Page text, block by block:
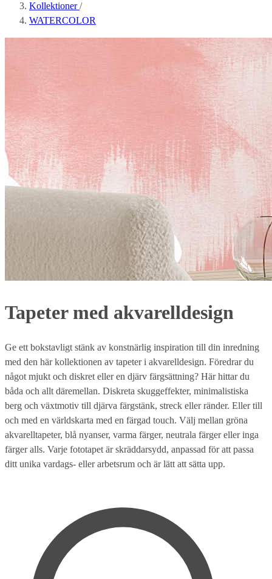
Kollektioner/
WATERCOLOR
Tapeter med akvarelldesign
Ge ett bokstavligt stänk av konstnärlig inspiration till din inredning
med den här kollektionen av tapeter i akvarelldesign. Föredrar du
något mjukt och diskret eller en djärv färgsättning? Här hittar du
båda och allt däremellan. Diskreta skuggeffekter, minimalistiska
berg och växtmotiv till djärva färgstänk, streck eller ränder. Eller till
och med en världskarta med en färgad touch. Välj mellan gröna
akvarelltapeter, blå nyanser, varma färger, neutrala färger eller inga
färger alls. Varje fototapet är skräddarsydd, anpassad för att passa
ditt unika vardags- eller arbetsrum och är lätt att sätta upp.